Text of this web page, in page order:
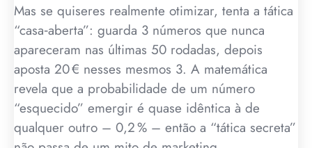
Mas se quiseres realmente otimizar, tenta a tática
“casa‑aberta”: guarda 3 números que nunca
apareceram nas últimas 50 rodadas, depois
aposta 20 € nesses mesmos 3. A matemática
revela que a probabilidade de um número
“esquecido” emergir é quase idêntica à de
qualquer outro – 0,2 % – então a “tática secreta”